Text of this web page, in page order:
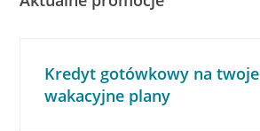
Kredyt gotówkowy na twoje
wakacyjne plany